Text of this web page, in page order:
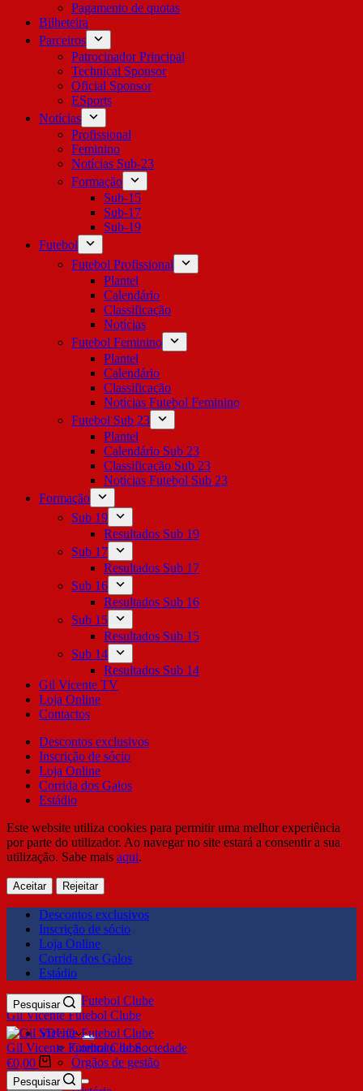
Pagamento de quotas
Bilheteira
Parceiros
Patrocinador Principal
Technical Sponsor
Oficial Sponsor
ESports
Notícias
Profissional
Feminino
Notícias Sub-23
Formação
Sub-15
Sub-17
Sub-19
Futebol
Futebol Profissional
Plantel
Calendário
Classificação
Notícias
Futebol Feminino
Plantel
Calendário
Classificação
Notícias Futebol Feminino
Futebol Sub 23
Plantel
Calendário Sub 23
Classificação Sub 23
Notícias Futebol Sub 23
Formação
Sub 19
Resultados Sub 19
Sub 17
Resultados Sub 17
Sub 16
Resultados Sub 16
Sub 15
Resultados Sub 15
Sub 14
Resultados Sub 14
Gil Vicente TV
Loja Online
Contactos
Descontos exclusivos
Inscrição de sócio
Loja Online
Corrida dos Galos
Estádio
Este website utiliza cookies para permitir uma melhor experiência
por parte do utilizador. Ao navegar no site estará a consentir a sua
utilização. Sabe mais aqui.
Aceitar Rejeitar
Descontos exclusivos
Inscrição de sócio
Loja Online
Corrida dos Galos
Estádio
Gil Vicente Futebol Clube
Pesquisar
SDUQ
Contrato de Sociedade
Órgãos de gestão
Clube
Gil Vicente Futebol Clube
€0,00
Pesquisar